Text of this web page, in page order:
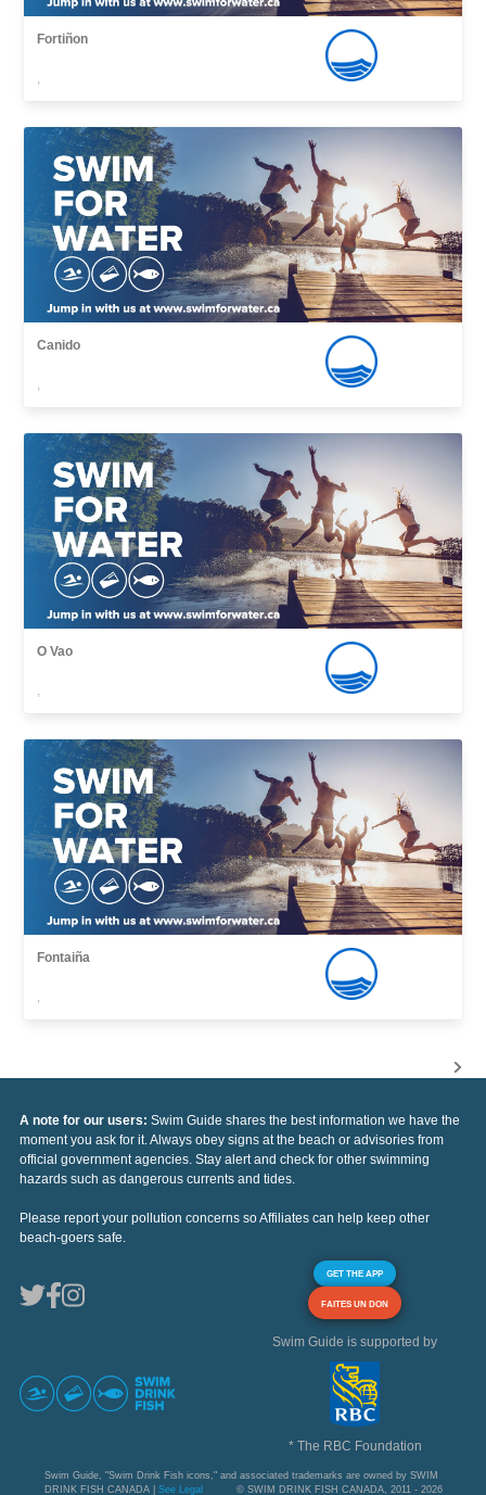
Fortiñon
,
Canido
,
O Vao
,
Fontaiña
,
A note for our users: Swim Guide shares the best information we have the
moment you ask for it. Always obey signs at the beach or advisories from
official government agencies. Stay alert and check for other swimming
hazards such as dangerous currents and tides.
Please report your pollution concerns so Affiliates can help keep other
beach-goers safe.
GET THE APP
FAITES UN DON
Swim Guide is supported by
* The RBC Foundation
Swim Guide, "Swim Drink Fish icons," and associated trademarks are owned by SWIM
DRINK FISH CANADA | See Legal © SWIM DRINK FISH CANADA, 2011 - 2026